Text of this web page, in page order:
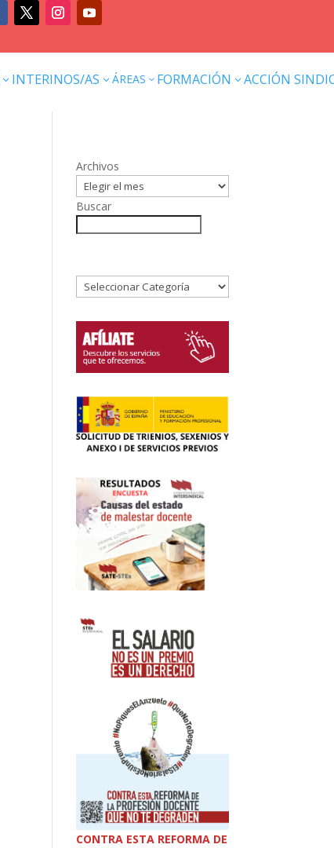
3 INTERINOS/AS 3ÁREAS 3 FORMACIÓN 3 ACCIÓN
Archivos
Buscar
CONTRA ESTA REFORMA DE